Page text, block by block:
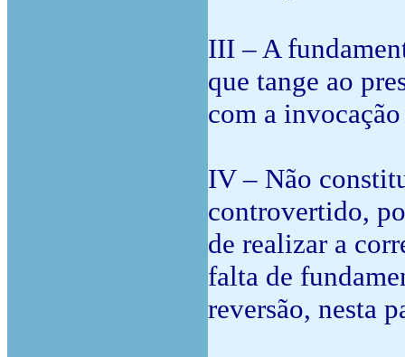
III – A
que tange ao
com a
IV – Não
controvertido,
de realizar a
falta de
reversão, nesta